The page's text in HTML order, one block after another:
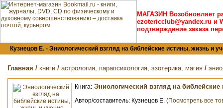
МАГАЗИН Возобновляет
ezotericclub@yandex.ru и
подтверждение заказа
Кузнецов Е. - Эниологический взгляд на библейские истины, жизнь и
Главная / книги / астрология, парапсихология, эзотерика, магия /
Книга: Эниологический взгляд на
Автор/составитель: Кузнецов Е. (Посмотреть все